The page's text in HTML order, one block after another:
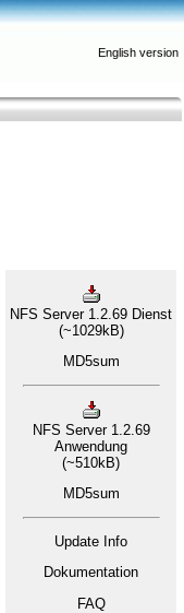
English version
NFS Server 1.2.69 Dienst
(~1029kB)
MD5sum
NFS Server 1.2.69
Anwendung
(~510kB)
MD5sum
Update Info
Dokumentation
FAQ